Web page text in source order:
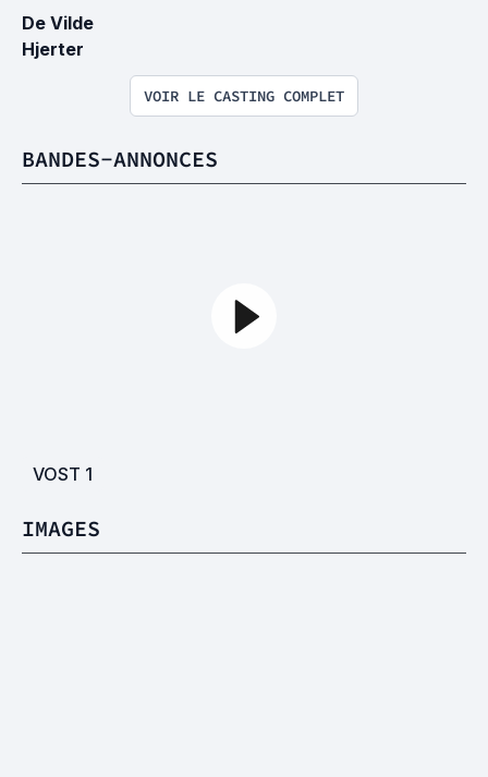
De Vilde
Hjerter
VOIR LE CASTING COMPLET
BANDES-ANNONCES
VOST 1
IMAGES